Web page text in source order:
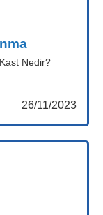
Nedir?
26/11/2023